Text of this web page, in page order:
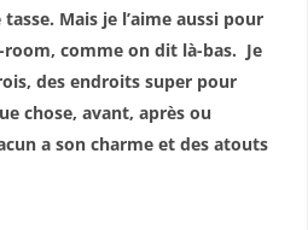
Mais je l’aime aussi pour
room, comme on dit là-bas. Je
des endroits super pour
chose, avant, après ou
a son charme et des atouts